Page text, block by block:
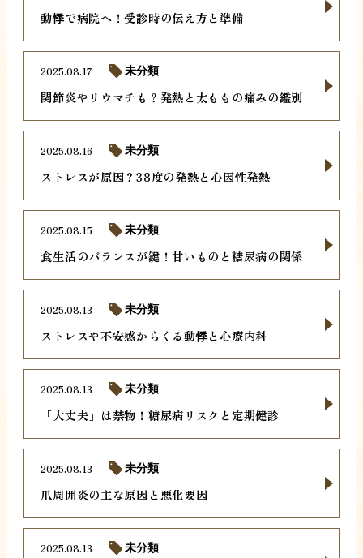
動悸で病院へ！受診時の伝え方と準備
関節炎やリウマチも？発熱と太ももの痛みの鑑別
2025.08.17 未分類
ストレスが原因？38度の発熱と心因性発熱
2025.08.16 未分類
食生活のバランスが鍵！甘いものと糖尿病の関係
2025.08.15 未分類
ストレスや不安感からくる動悸と心療内科
2025.08.13 未分類
「大丈夫」は禁物！糖尿病リスクと定期健診
2025.08.13 未分類
爪周囲炎の主な原因と悪化要因
2025.08.13 未分類
2025.08.13 未分類